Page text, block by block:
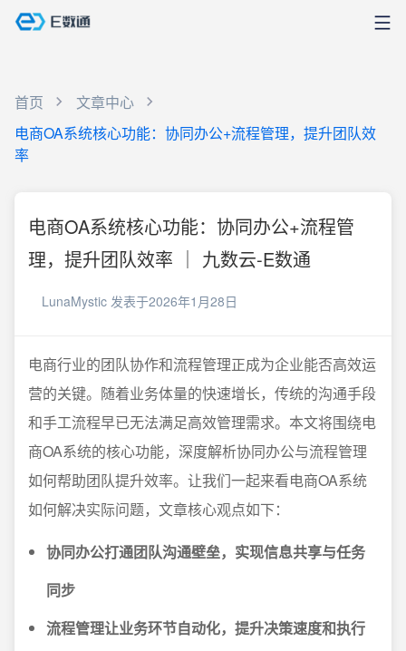
首页
文章中心
电商OA系统核心功能：协同办公+流程管理，提升团队效
率
电商OA系统核心功能：协同办公+流程管
理，提升团队效率 ｜ 九数云-E数通
LunaMystic 发表于2026年1月28日
电商行业的团队协作和流程管理正成为企业能否高效运
营的关键。随着业务体量的快速增长，传统的沟通手段
和手工流程早已无法满足高效管理需求。本文将围绕电
商OA系统的核心功能，深度解析协同办公与流程管理
如何帮助团队提升效率。让我们一起来看电商OA系统
如何解决实际问题，文章核心观点如下：
协同办公打通团队沟通壁垒，实现信息共享与任务
同步
流程管理让业务环节自动化，提升决策速度和执行